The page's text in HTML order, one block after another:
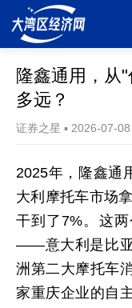
隆鑫通用，从
多远？
证券之星 ▪ 2026-07-
2025年，隆鑫通
大利摩托车市场
干到了7%。这
——意大利是比亚
洲第二大摩托车
家重庆企业的自